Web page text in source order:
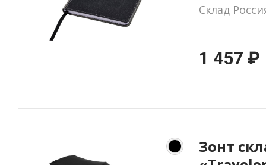
Склад
1 457 ₽
Зонт